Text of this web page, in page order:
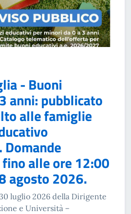
- Buoni
anni: pubblicato
alle famiglie
alle ore 12:00
agosto 2026.
luglio 2026 della Dirigente
e Università –